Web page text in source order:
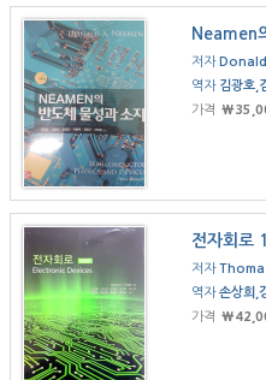
Neamen
저자
역자 김광호,
가격
전자회로
저자
역자손상희,
가격